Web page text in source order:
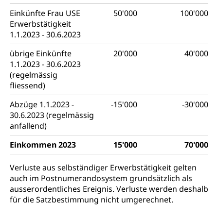
Einkünfte Frau USE
Erwerbstätigkeit
1.1.2023 - 30.6.2023
50'000 100'000
übrige Einkünfte
1.1.2023 - 30.6.2023
(regelmässig
fliessend)
20'000 40'000
Abzüge 1.1.2023 -
30.6.2023 (regelmässig
anfallend)
-15'000 -30'000
Einkommen 2023 15'000 70'000
Verluste aus selbständiger Erwerbstätigkeit gelten
auch im Postnumerandosystem grundsätzlich als
ausserordentliches Ereignis. Verluste werden deshalb
für die Satzbestimmung nicht umgerechnet.